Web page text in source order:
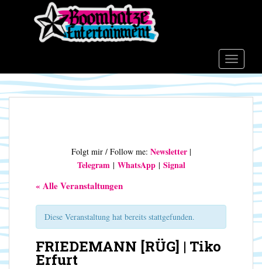
o
m
a
c
t
e
n
Folgt mir / Follow me: Newsletter|
Telegram| WhatsApp| Signal
« Alle Veranstaltungen
Diese Veranstaltung hat bereits stattgefunden.
FRIEDEMANN [RÜG] | Tiko
Erfurt